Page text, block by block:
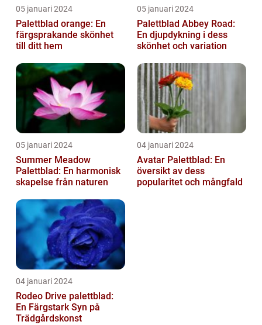
05 januari 2024
Palettblad orange: En
färgsprakande skönhet
till ditt hem
05 januari 2024
Palettblad Abbey Road:
En djupdykning i dess
skönhet och variation
05 januari 2024
Summer Meadow
Palettblad: En harmonisk
skapelse från naturen
04 januari 2024
Avatar Palettblad: En
översikt av dess
popularitet och mångfald
04 januari 2024
Rodeo Drive palettblad:
En Färgstark Syn på
Trädgårdskonst